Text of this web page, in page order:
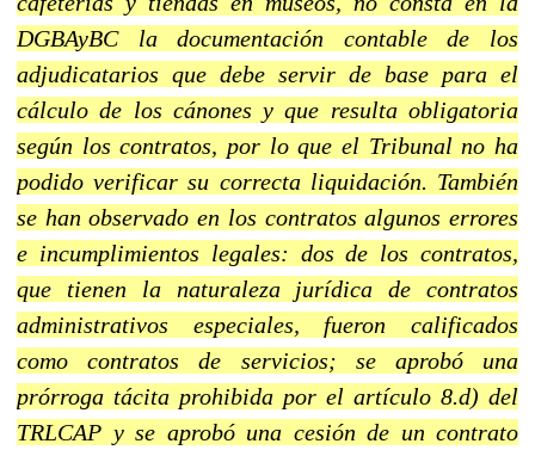
DGBAyBC la documentación contable de los
adjudicatarios que debe servir de base para el
cálculo de los cánones y que resulta obligatoria
según los contratos, por lo que el Tribunal no ha
podido verificar su correcta liquidación. También
se han observado en los contratos algunos errores
e incumplimientos legales: dos de los contratos,
que tienen la naturaleza jurídica de contratos
administrativos especiales, fueron calificados
como contratos de servicios; se aprobó una
prórroga tácita prohibida por el artículo 8.d) del
TRLCAP y se aprobó una cesión de un contrato